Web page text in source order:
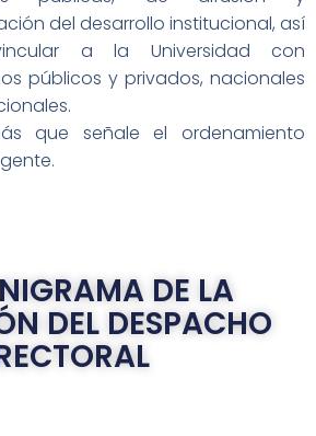
del desarrollo institucional, así
a la Universidad con
públicos y privados, nacionales
que señale el ordenamiento
DE LA
DEL DESPACHO